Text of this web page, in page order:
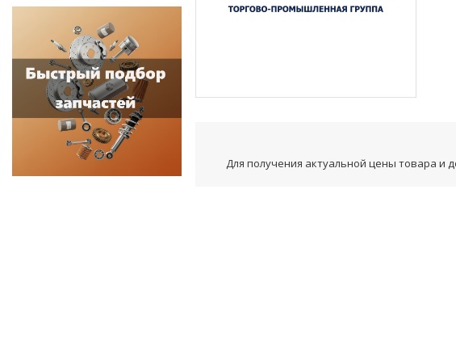
Для получения актуальной цены товара и